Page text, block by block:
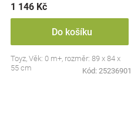
1 146 Kč
Do košíku
Toyz, Věk: 0 m+, rozměr: 89 x 84 x
55 cm
Kód: 25236901